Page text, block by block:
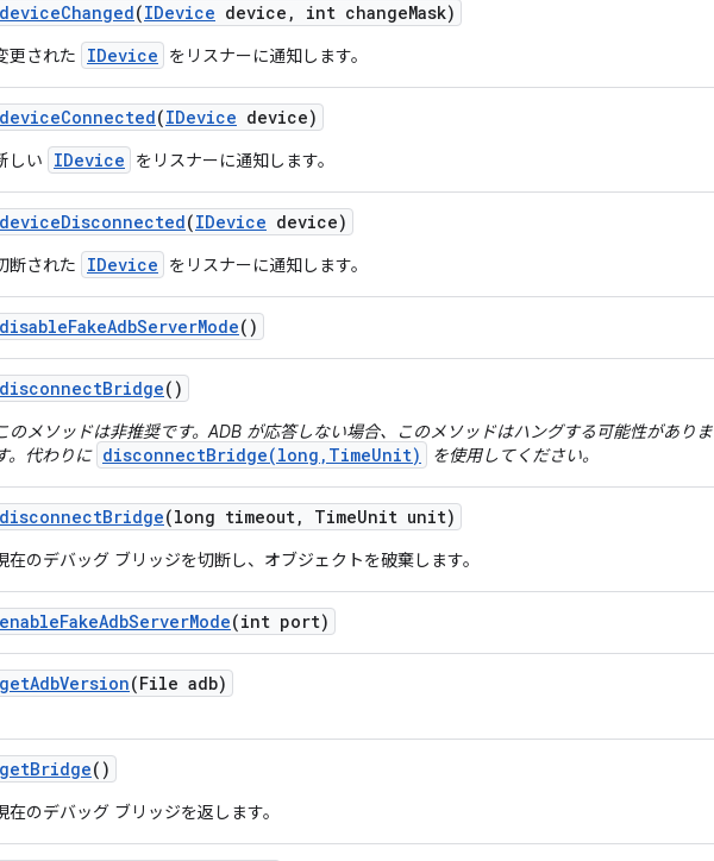
deviceChanged(IDevice device , int changeMask)
更された IDevice をリスナーに通知します。
deviceConnected(IDevice device)
しい IDevice をリスナーに通知します。
deviceDisconnected(IDevice device)
断された IDevice をリスナーに通知します。
disableFakeAdbServerMode()
disconnectBridge()
のメソッドは非推奨です。ADB が応答しない場合、このメソッドはハングする可能性がありま
。代わりに disconnectBridge(long,TimeUnit) を使用してください。
disconnectBridge(long timeout, TimeUnit unit)
在のデバッグ ブリッジを切断し、オブジェクトを破棄します。
enableFakeAdbServerMode(int port)
getAdbVersion(File adb)
getBridge()
在のデバッグ ブリッジを返します。